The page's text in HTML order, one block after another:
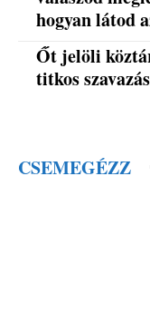
hogyan látod
Őt jelöli
titkos
CSEMEGÉZZ